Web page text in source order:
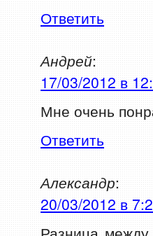
Ответить
Андрей:
17/03/2012 в
Мне очень
Ответить
Александр:
20/03/2012 в